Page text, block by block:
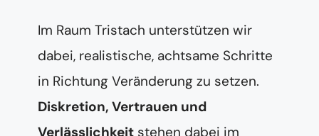
Im Raum Tristach unterstützen wir
dabei, realistische, achtsame Schritte
in Richtung Veränderung zu setzen.
Diskretion, Vertrauen und
Verlässlichkeit stehen dabei im